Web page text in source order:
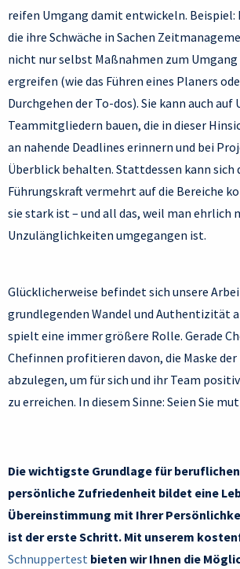
reifen Umgang damit entwickeln. Beispiel:
die ihre Schwäche in Sachen
nicht nur selbst Maßnahmen zum
ergreifen (wie das Führen eines Planers
Durchgehen der To-dos). Sie kann auch
Teammitgliedern bauen, die in dieser
an nahende Deadlines erinnern und bei
Überblick behalten. Stattdessen kann sich
Führungskraft vermehrt auf die Bereiche
sie stark ist – und all das, weil man ehrlich
Unzulänglichkeiten umgegangen ist.
Glücklicherweise befindet sich unsere
grundlegenden Wandel und Authentizität
spielt eine immer größere Rolle. Gerade
Chefinnen profitieren davon, die Maske
abzulegen, um für sich und ihr Team
zu erreichen. In diesem Sinne: Seien Sie
Die wichtigste Grundlage für
persönliche Zufriedenheit bildet eine
Übereinstimmung mit Ihrer
ist der erste Schritt. Mit unserem
Schnuppertest bieten wir Ihnen die